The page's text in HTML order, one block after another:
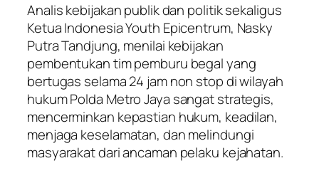
Analis kebijakan publik dan politik sekaligus
Ketua Indonesia Youth Epicentrum, Nasky
Putra Tandjung, menilai kebijakan
pembentukan tim pemburu begal yang
bertugas selama 24 jam non stop di wilayah
hukum Polda Metro Jaya sangat strategis,
mencerminkan kepastian hukum, keadilan,
menjaga keselamatan, dan melindungi
masyarakat dari ancaman pelaku kejahatan.